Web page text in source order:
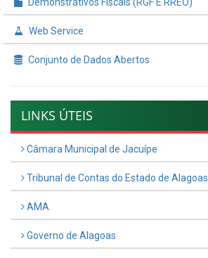
Web Service
Conjunto de Dados Abertos
LINKS ÚTEIS
Câmara Municipal de Jacuípe
Tribunal de Contas do Estado de Alagoas
AMA
Governo de Alagoas